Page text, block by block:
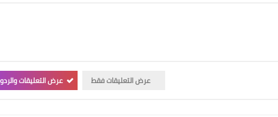
عرض التعليقات فقط عرض التعليقات